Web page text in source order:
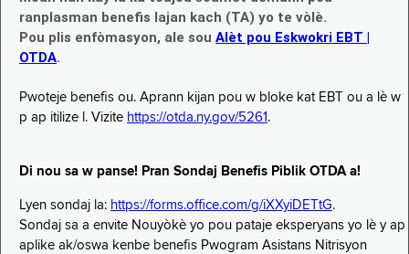
ranplasman benefis lajan kach (TA) yo te vòlè.
Pou plis enfòmasyon, ale sou Alèt pou Eskwokri EBT |
OTDA.
Pwoteje benefis ou. Aprann kijan pou w bloke kat EBT ou a lè w
p ap itilize l. Vizite https://otda.ny.gov/5261 .
Di nou sa w panse! Pran Sondaj Benefis Piblik OTDA a!
Lyen sondaj la: https://forms.office.com/g/iXXyiDETtG.
Sondaj sa a envite Nouyòkè yo pou pataje eksperyans yo lè y ap
aplike ak/oswa kenbe benefis Pwogram Asistans Nitrisyon